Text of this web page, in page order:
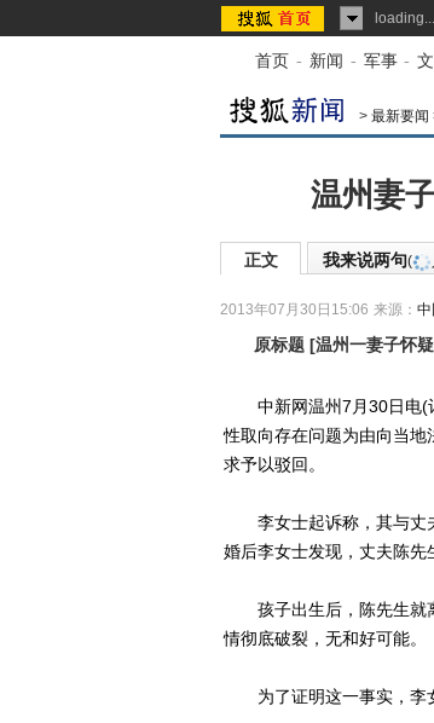
loading...
首页 - 新闻 - 军事 -
> 最新要闻
温州妻
正文 我来说两句(
2013年07月30日15:06 来源： 中
原标题 [温州一妻子怀
中新网温州7月30日电(记
性取向存在问题为由向当
求予以驳回。
李女士起诉称，其与丈夫
婚后李女士发现，丈夫陈先
孩子出生后，陈先生就离
情彻底破裂，无和好可能。
为了证明这一事实，李女